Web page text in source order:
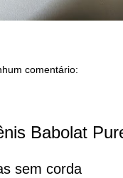
comentário:
Babolat
sem corda